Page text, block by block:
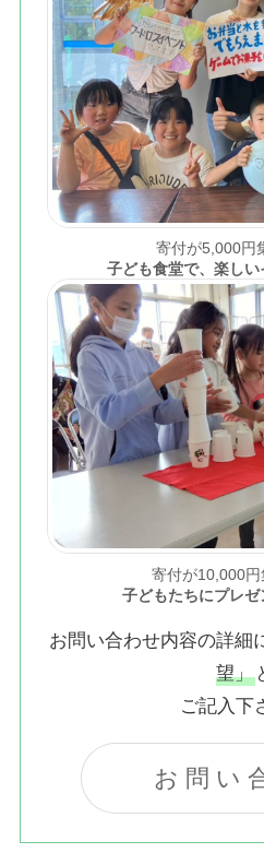
寄付が5,000円
子ども食堂で、楽しい
寄付が10,000円
子どもたちにプレゼ
お問い合わせ内容の詳細
望」
ご記入下
お 問 い